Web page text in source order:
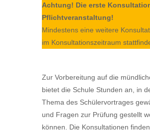
Achtung! Die erste
Pflichtveranstaltung!
Mindestens eine weitere
im Konsultationszeitraum
Zur Vorbereitung auf die
bietet die Schule Stunden an, in
Thema des Schülervortrages
und Fragen zur Prüfung gestellt
können. Die Konsultationen finden